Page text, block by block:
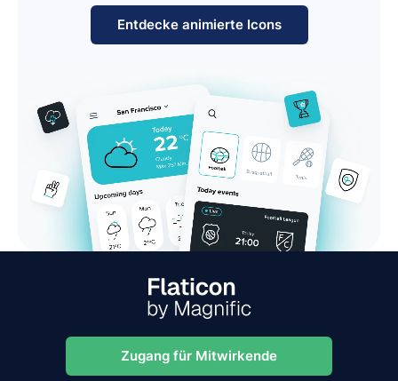
Entdecke animierte Icons
Zugang für Mitwirkende